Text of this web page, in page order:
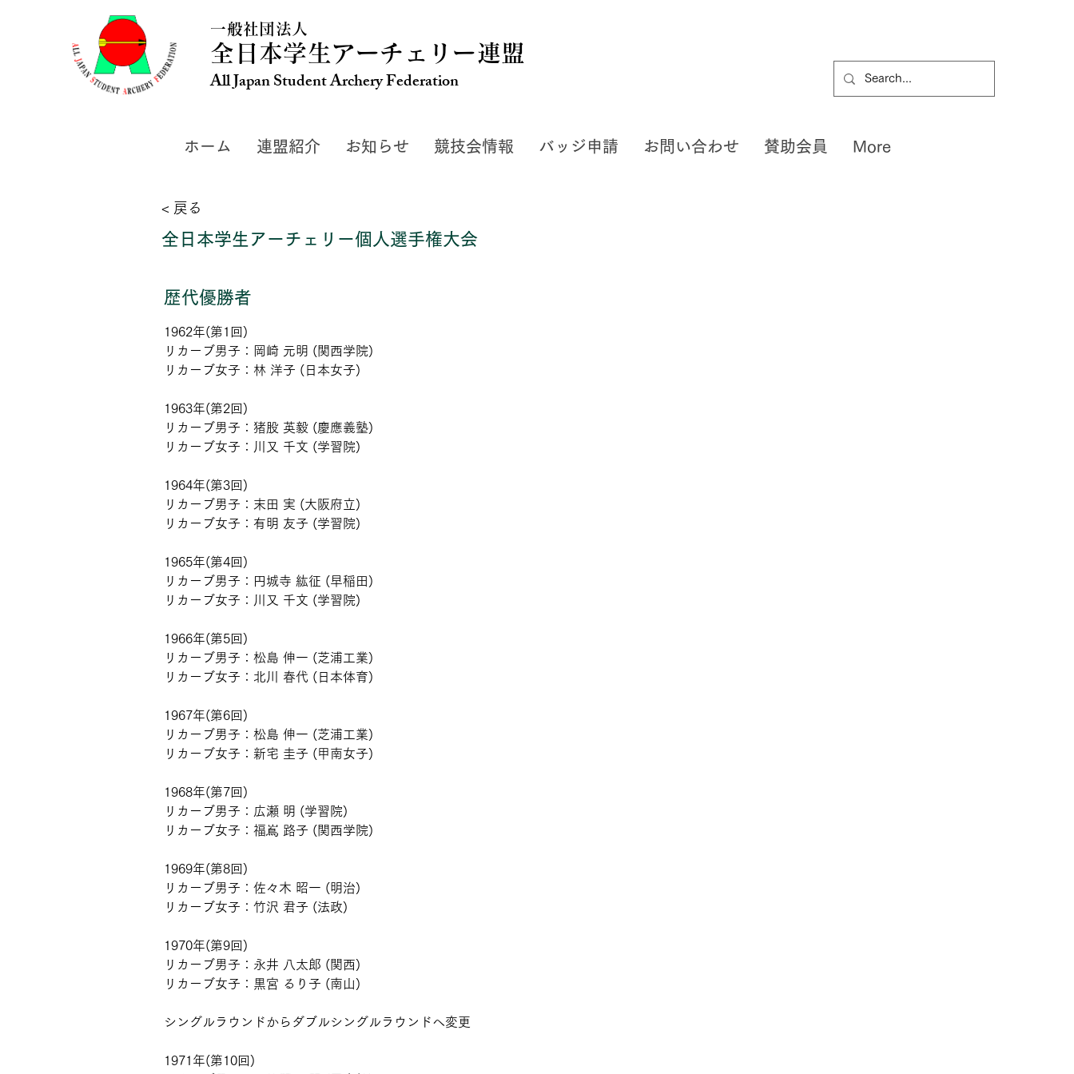
一般社団法人
全日本学生アーチェリー連盟
All Japan Student Archery Federation
ホーム 連盟紹介 お知らせ 競技会情報 バッジ申請 お問い合わせ 賛助会員 More
< 戻る
全日本学生アーチェリー個人選手権大会
歴代優勝者
1962年(第1回)
リカーブ男子：岡崎 元明 (関西学院)
リカーブ女子：林 洋子 (日本女子)
1963年(第2回)
リカーブ男子：猪股 英毅 (慶應義塾)
リカーブ女子：川又 千文 (学習院)
1964年(第3回)
リカーブ男子：末田 実 (大阪府立)
リカーブ女子：有明 友子 (学習院)
1965年(第4回)
リカーブ男子：円城寺 紘征 (早稲田)
リカーブ女子：川又 千文 (学習院)
1966年(第5回)
リカーブ男子：松島 伸一 (芝浦工業)
リカーブ女子：北川 春代 (日本体育)
1967年(第6回)
リカーブ男子：松島 伸一 (芝浦工業)
リカーブ女子：新宅 圭子 (甲南女子)
1968年(第7回)
リカーブ男子：広瀬 明 (学習院)
リカーブ女子：福嶌 路子 (関西学院)
1969年(第8回)
リカーブ男子：佐々木 昭一 (明治)
リカーブ女子：竹沢 君子 (法政)
1970年(第9回)
リカーブ男子：永井 八太郎 (関西)
リカーブ女子：黒宮 るり子 (南山)
シングルラウンドからダブルシングルラウンドへ変更
1971年(第10回)